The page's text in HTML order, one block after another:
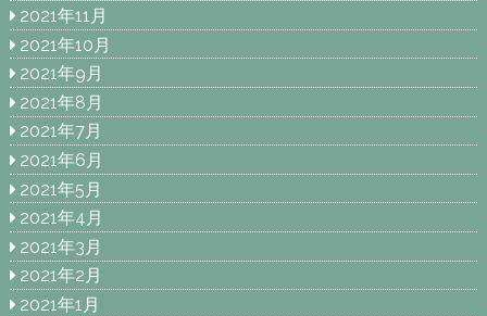
2021年11月
2021年10月
2021年9月
2021年8月
2021年7月
2021年6月
2021年5月
2021年4月
2021年3月
2021年2月
2021年1月